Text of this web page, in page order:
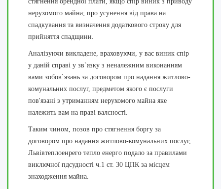
нерухомого майна; про усунення від права на
спадкування та визначення додаткового строку для
прийняття спадщини.
Аналізуючи викладене, враховуючи, у вас виник спір
у даній справі у зв`язку з неналежним виконанням
вами зобов`язань за договором про надання житлово-
комунальних послуг, предметом якого є послуги
пов'язані з утриманням нерухомого майна яке
належить вам на праві валсності.
Таким чином, позов про стягнення боргу за
договором про надання житлово-комунальних послуг,
Львівтеплоенрего тепло енерго подало за правилами
виключної пдсудності ч.1 ст. 30 ЦПК за місцем
знаходження майна.